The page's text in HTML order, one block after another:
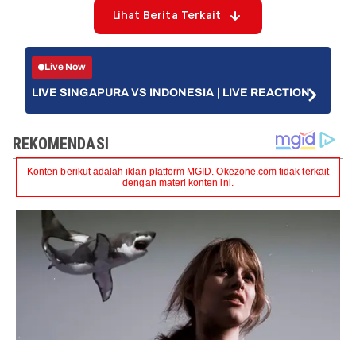
Lihat Berita Terkait
Live Now
LIVE SINGAPURA VS INDONESIA | LIVE REACTION